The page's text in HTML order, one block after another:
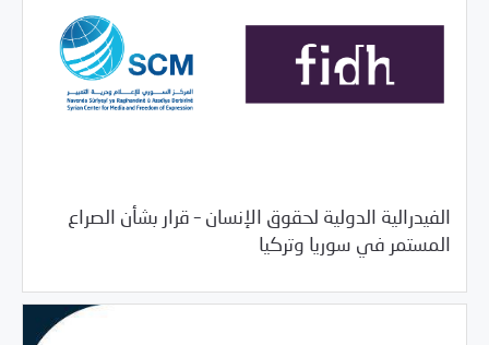
الفيدرالية الدولية لحقوق الإنسان – قرار بشأن الصراع
المستمر في سوريا وتركيا
11/15/2019 بيانات المركز/خبر بارز